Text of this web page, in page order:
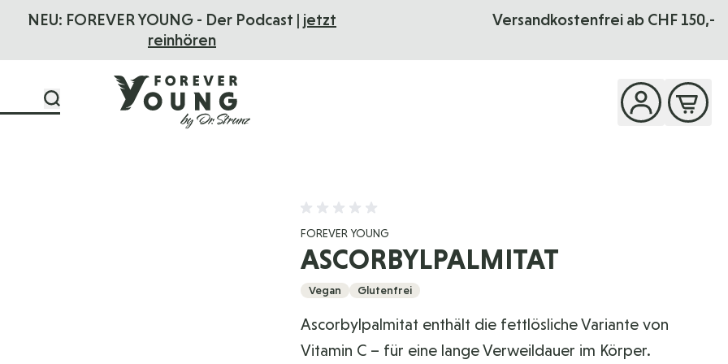
NEU: FOREVER YOUNG - Der Podcast | jetzt
reinhören
Versandkostenfrei ab CHF 150,-
FOREVER YOUNG
ASCORBYLPALMITAT
Vegan Glutenfrei
Ascorbylpalmitat enthält die fettlösliche Variante von
Vitamin C – für eine lange Verweildauer im Körper.